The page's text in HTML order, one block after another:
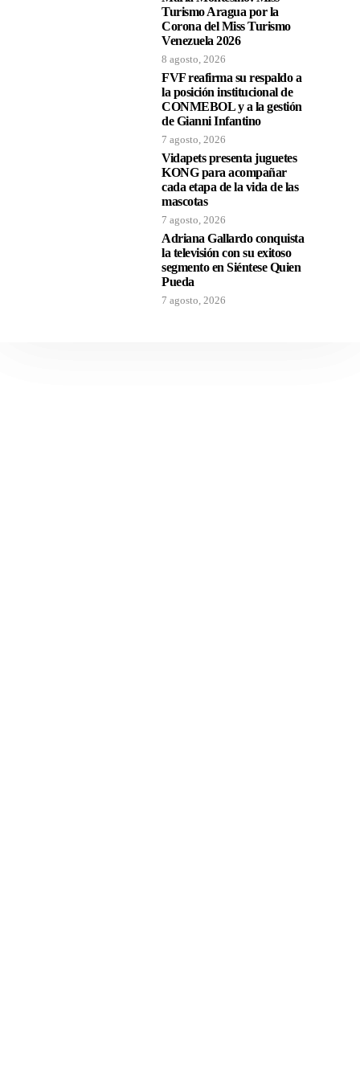
Turismo Aragua por la
Corona del Miss Turismo
Venezuela 2026
8 agosto, 2026
FVF reafirma su respaldo a
la posición institucional de
CONMEBOL y a la gestión
de Gianni Infantino
7 agosto, 2026
Vidapets presenta juguetes
KONG para acompañar
cada etapa de la vida de las
mascotas
7 agosto, 2026
Adriana Gallardo conquista
la televisión con su exitoso
segmento en Siéntese Quien
Pueda
7 agosto, 2026